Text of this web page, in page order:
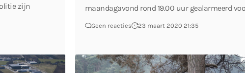
zijn
maandagavond rond 19.00 uur gealarmeerd
Geen reacties 23 maart 2020 21:35